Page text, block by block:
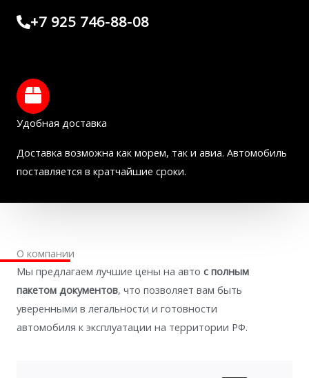
+7 925 746-88-08
Удобная доставка
Доставка возможна как морем, так и авиа. Автомобиль
поставляется в кратчайшие сроки.
О компании
Мы предлагаем лучшие цены на авто с полным
пакетом документов, что позволяет вам быть
уверенными в легальности и готовности
автомобиля к эксплуатации на территории РФ.